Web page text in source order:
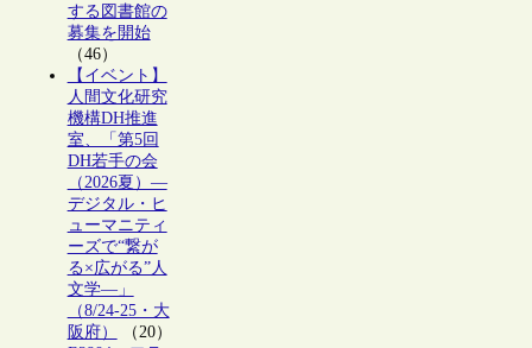
する図書館の
募集を開始
（46）
【イベント】
人間文化研究
機構DH推進
室、「第5回
DH若手の会
（2026夏）―
デジタル・ヒ
ューマニティ
ーズで“繋が
る×広がる”人
文学―」
（8/24-25・大
阪府）
（20）